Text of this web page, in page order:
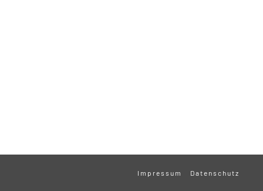
Impressum Datenschutz